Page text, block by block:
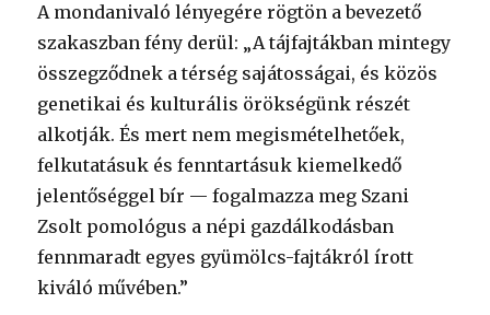
A mondanivaló lényegére rögtön a bevezető
szakaszban fény derül: „A tájfajtákban mintegy
összegződnek a térség sajátosságai, és közös
genetikai és kulturális örökségünk részét
alkotják. És mert nem megismételhetőek,
felkutatásuk és fenntartásuk kiemelkedő
jelentőséggel bír — fogalmazza meg Szani
Zsolt pomológus a népi gazdálkodásban
fennmaradt egyes gyümölcs-fajtákról írott
kiváló művében.”